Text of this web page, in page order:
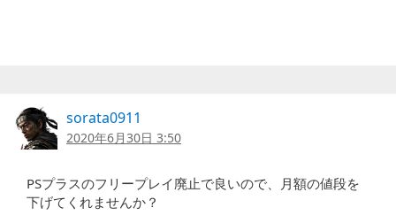
sorata0911
2020年6月30日 3:50
PSプラスのフリープレイ廃止で良いので、月額の値段を
下げてくれませんか？